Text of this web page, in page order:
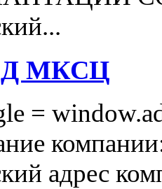
МКСЦ
=
адрес